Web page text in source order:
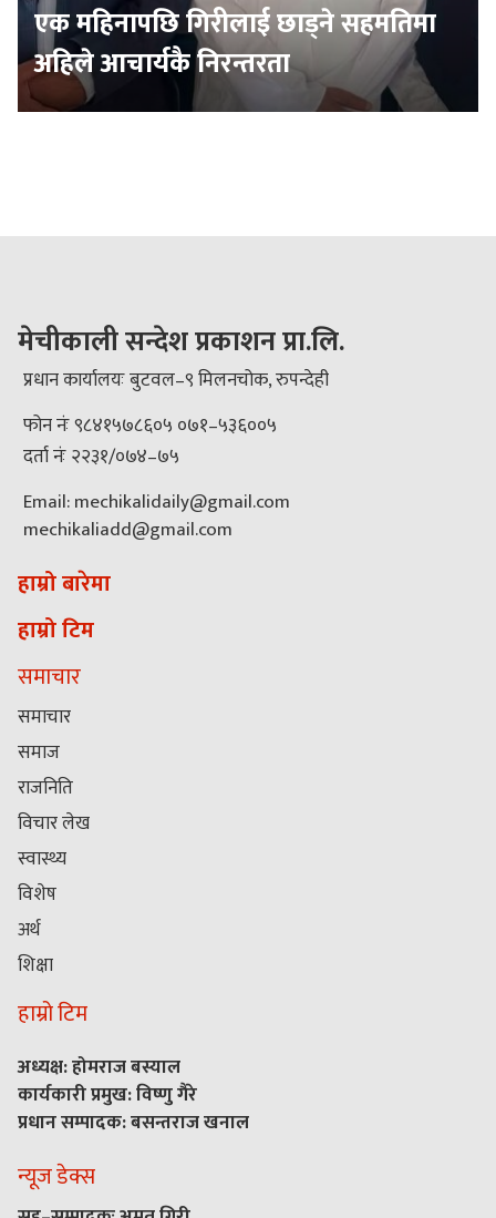
एक महिनापछि गिरीलाई छाड्ने सहमतिमा
अहिले आचार्यकै निरन्तरता
मेचीकाली सन्देश प्रकाशन प्रा.लि.
प्रधान कार्यालयः बुटवल–९ मिलनचोक, रुपन्देही
फोन नंः ९८४१५७८६०५ ०७१–५३६००५
दर्ता नंः २२३१/०७४–७५
Email: mechikalidaily@gmail.com
mechikaliadd@gmail.com
हाम्रो बारेमा
हाम्रो टिम
समाचार
समाचार
समाज
राजनिति
विचार लेख
स्वास्थ्य
विशेष
अर्थ
शिक्षा
हाम्रो टिम
अध्यक्ष: होमराज बस्याल
कार्यकारी प्रमुख: विष्णु गैरे
प्रधान सम्पादक: बसन्तराज खनाल
न्यूज डेक्स